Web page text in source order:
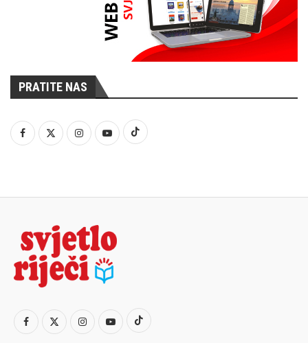
PRATITE NAS